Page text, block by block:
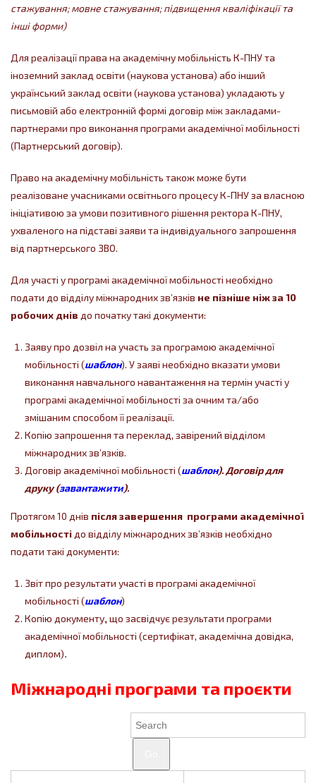
стажування; мовне стажування; підвищення кваліфікації та
інші форми)
Для реалізації права на академічну мобільність К-ПНУ та
іноземний заклад освіти (наукова установа) або інший
український заклад освіти (наукова установа) укладають у
письмовій або електронній формі договір між закладами-
партнерами про виконання програми академічної мобільності
(Партнерський договір).
Право на академічну мобільність також може бути
реалізоване учасниками освітнього процесу К-ПНУ за власною
ініціативою за умови позитивного рішення ректора К-ПНУ,
ухваленого на підставі заяви та індивідуального запрошення
від партнерського ЗВО.
Для участі у програмі академічної мобільності необхідно
подати до відділу міжнародних зв’язків не пізніше ніж за 10
робочих днів до початку такі документи:
Заяву про дозвіл на участь за програмою академічної
мобільності (шаблон). У заяві необхідно вказати умови
виконання навчального навантаження на термін участі у
програмі академічної мобільності за очним та/або
змішаним способом її реалізації.
Копію запрошення та переклад, завірений відділом
міжнародних зв’язків.
Договір академічної мобільності (шаблон). Договір для
друку (завантажити).
Протягом 10 днів після завершення програми академічної
мобільності до відділу міжнародних зв’язків необхідно
подати такі документи:
Звіт про результати участі в програмі академічної
мобільності (шаблон)
Копію документу, що засвідчує результати програми
академічної мобільності (сертифікат, академічна довідка,
диплом).
Міжнародні програми та проєкти